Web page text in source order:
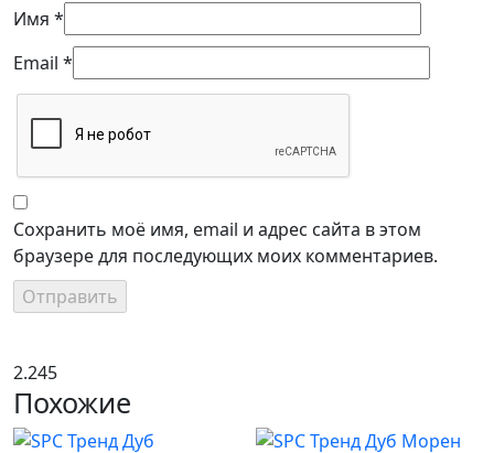
Имя *
Email *
Сохранить моё имя, email и адрес сайта в этом
браузере для последующих моих комментариев.
2.245
Похожие